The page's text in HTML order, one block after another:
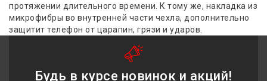
протяжении длительного времени. К тому же, накладка из
микрофибры во внутренней части чехла, дополнительно
защитит телефон от царапин, грязи и ударов.
Будь в курсе новинок и акций!